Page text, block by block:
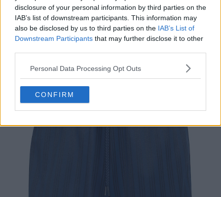
disclosure of your personal information by third parties on the
IAB’s list of downstream participants. This information may
also be disclosed by us to third parties on the IAB’s List of
Downstream Participants that may further disclose it to other
Personal Data Processing Opt Outs
CONFIRM